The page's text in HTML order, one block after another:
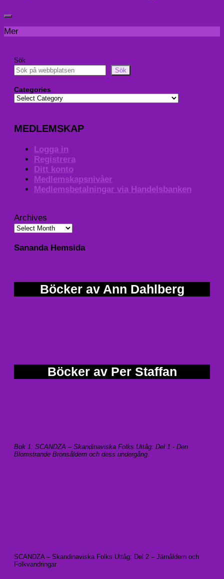
Mer
Sök
Sök
Categories
MEDLEMSKAP
Logga in
Registrera
Ditt konto
Medlemskapsnivåer
Medlemsbetalningar via Handelsbanken
Archives
Sananda Hemsida
Böcker av Ann Dahlberg
Böcker av Per Staffan
Bok 1: SCANDZA – Skandinaviska Folks Uttåg: Del 1 - Den
Blomstrande Bronsåldern och dess undergång.
SCANDZA – Skandinaviska Folks Uttåg: Del 2 – Järnåldern och
Folkvandringar